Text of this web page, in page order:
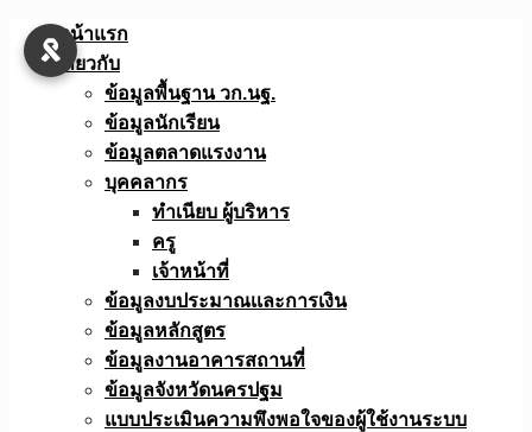
Skip
หน้าแรก
เกี่ยวกับ
ข้อมูลพื้นฐาน วก.นฐ.
ข้อมูลนักเรียน
ข้อมูลตลาดแรงงาน
บุคคลากร
ทำเนียบ ผู้บริหาร
ครู
เจ้าหน้าที่
ข้อมูลงบประมาณเเละการเงิน
ข้อมูลหลักสูตร
ข้อมูลงานอาคารสถานที่
ข้อมูลจังหวัดนครปฐม
แบบประเมินความพึงพอใจของผู้ใช้งานระบบ